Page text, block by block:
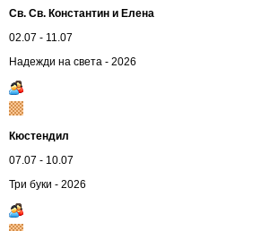
Св. Св. Константин и Елена
02.07 - 11.07
Надежди на света - 2026
Кюстендил
07.07 - 10.07
Три буки - 2026